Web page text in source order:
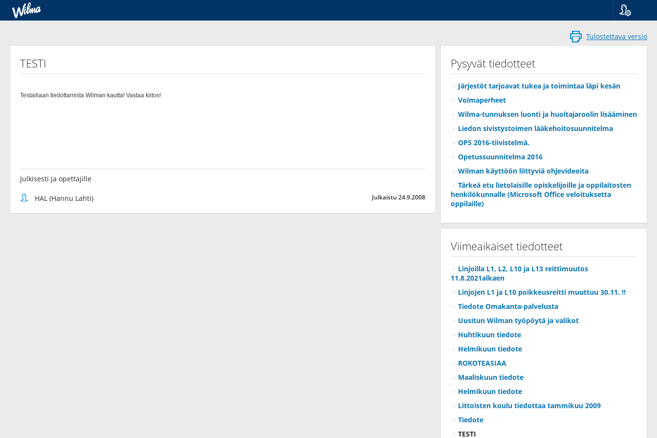
Suomi
Svenska
TESTI
Julkisesti ja opettajille
HAL (Hannu Lahti) Julkaistu 24.9.2008
Tulostettava versio
Pysyvät tiedotteet
Järjestöt tarjoavat tukea ja toimintaa läpi kesän
Voimaperheet
Wilma-tunnuksen luonti ja huoltajaroolin lisääminen
Liedon sivistystoimen lääkehoitosuunnitelma
OPS 2016-tiivistelmä.
Opetussuunnitelma 2016
Wilman käyttöön liittyviä ohjevideoita
Tärkeä etu lietolaisille opiskelijoille ja oppilaitosten
henkilökunnalle (Microsoft Office veloituksetta
oppilaille)
Viimeaikaiset tiedotteet
Linjoilla L1, L2, L10 ja L13 reittimuutos
11.8.2021alkaen
Linjojen L1 ja L10 poikkeusreitti muuttuu 30.11. !!
Tiedote Omakanta-palvelusta
Uusitun Wilman työpöytä ja valikot
Huhtikuun tiedote
Helmikuun tiedote
ROKOTEASIAA
Maaliskuun tiedote
Helmikuun tiedote
Littoisten koulu tiedottaa tammikuu 2009
Tiedote
TESTI